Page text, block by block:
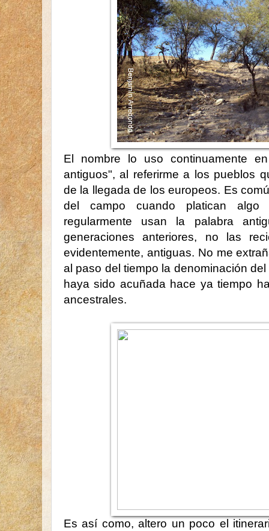
El nombre lo uso continuamente
antiguos", al referirme a los pueblos
de la llegada de los europeos. Es
del campo cuando platican algo
regularmente usan la palabra
generaciones anteriores, no las
evidentemente, antiguas. No me
al paso del tiempo la denominación
haya sido acuñada hace ya tiempo
ancestrales.
Es así como, altero un poco el